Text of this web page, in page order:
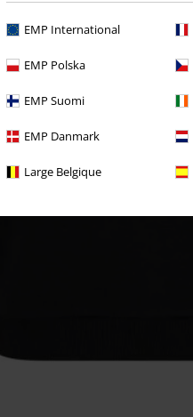
EMP International
EMP Polska
EMP Suomi
EMP Danmark
Large Belgique